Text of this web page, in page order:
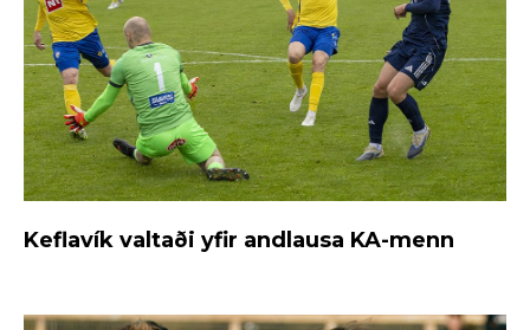
Keflavík valtaði yfir andlausa KA-menn